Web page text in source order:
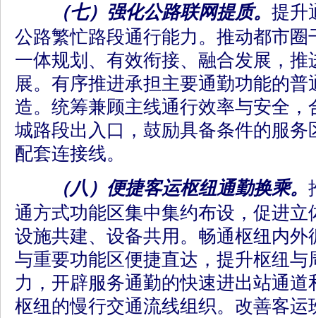
（七）强化公路联网提质。 提升
公路繁忙路段通行能力。推动都市圈
一体规划、有效衔接、融合发展，
展。有序推进承担主要通勤功能的
造。统筹兼顾主线通行效率与安全，
城路段出入口，鼓励具备条件的服务
配套连接线。
（八）便捷客运枢纽通勤换乘。
通方式功能区集中集约布设，促进立
设施共建、设备共用。畅通枢纽内外
与重要功能区便捷直达，提升枢纽与
力，开辟服务通勤的快速进出站通
枢纽的慢行交通流线组织。改善客运